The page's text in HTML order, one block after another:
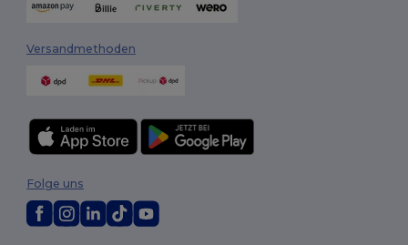
Versandmethoden
Folge uns